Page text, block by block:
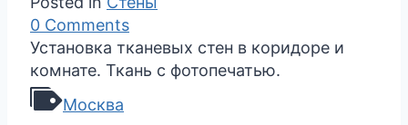
0 Comments
Установка тканевых стен в коридоре и
комнате. Ткань с фотопечатью.
Москва